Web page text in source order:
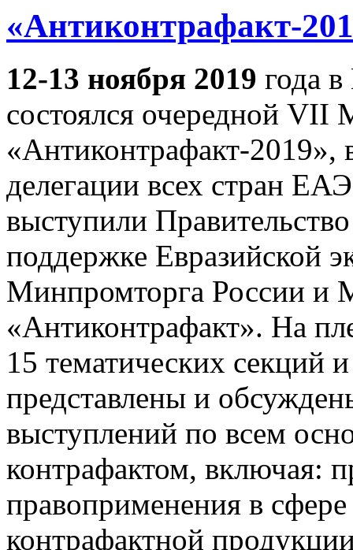
«Антиконтрафакт-
12-13 ноября 2019 года
состоялся очередной
«Антиконтрафакт-2019»,
делегации всех стран
выступили
поддержке Евразийской
Минпромторга России и
«Антиконтрафакт». На
15 тематических секций
представлены и
выступлений по всем
контрафактом, включая:
правоприменения в
контрафактной